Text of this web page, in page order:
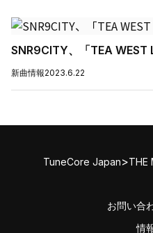
SNR9CITY、「TEA WEST
新曲情報2023.6.22
TuneCore Japan>THE
お問い合
情